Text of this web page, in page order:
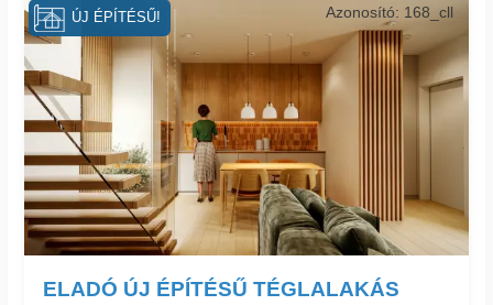
ELADÓ ÚJ ÉPÍTÉSŰ TÉGLALAKÁS
Azonosító: 168_cll
ÚJ ÉPÍTÉSŰ!